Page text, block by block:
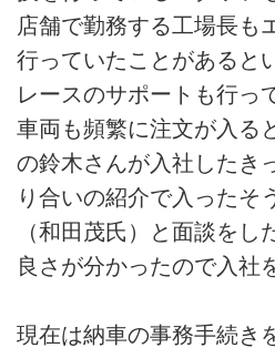
店舗で勤務する工場長も
行っていたことがあると
レースのサポートも行っ
車両も頻繁に注文が入る
の鈴木さんが入社したき
り合いの紹介で入ったそ
（和田茂氏）と面談をし
良さが分かったので入社
現在は納車の事務手続き